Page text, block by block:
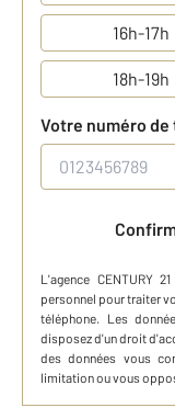
16h-17h
18h-19h
Votre numéro
L'agence CENTURY
personnel pour traiter
téléphone. Les
disposez d'un droit
des données vous
limitation ou vous